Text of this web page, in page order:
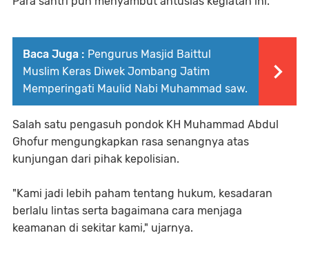
Baca Juga : Pengurus Masjid Baittul
Muslim Keras Diwek Jombang Jatim
Memperingati Maulid Nabi Muhammad saw.
Salah satu pengasuh pondok KH Muhammad Abdul
Ghofur mengungkapkan rasa senangnya atas
kunjungan dari pihak kepolisian.
"Kami jadi lebih paham tentang hukum, kesadaran
berlalu lintas serta bagaimana cara menjaga
keamanan di sekitar kami," ujarnya.